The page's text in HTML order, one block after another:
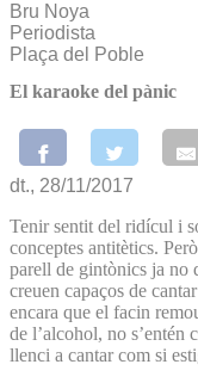
Bru Noya
Periodista
Plaça del Poble
El karaoke del pànic
dt., 28/11/2017
Tenir sentit del ridícul i
conceptes antitètics.
parell de gintònics ja no
creuen capaços de
encara que el facin
de l’alcohol, no s’entén
llenci a cantar com si